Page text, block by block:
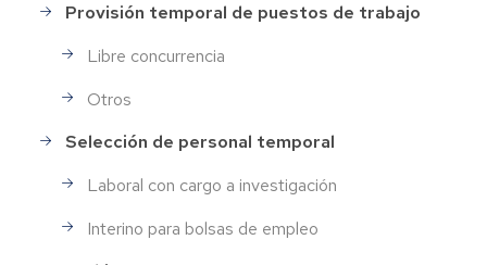
Provisión temporal de puestos de trabajo
Libre concurrencia
Otros
Selección de personal temporal
Laboral con cargo a investigación
Interino para bolsas de empleo